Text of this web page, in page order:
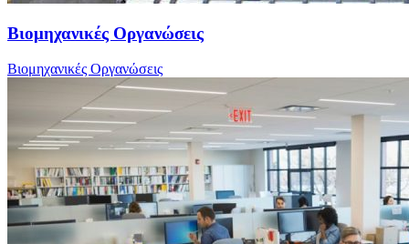
Βιομηχανικές Οργανώσεις
Βιομηχανικές Οργανώσεις